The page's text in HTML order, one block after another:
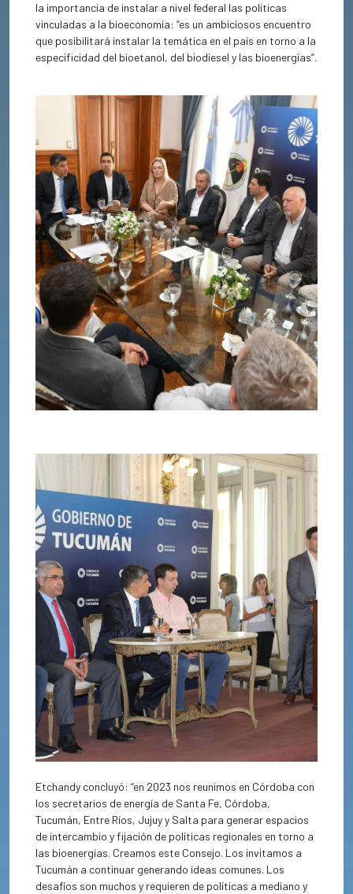
la importancia de instalar a nivel federal las políticas
vinculadas a la bioeconomía: “es un ambiciosos encuentro
que posibilitará instalar la temática en el país en torno a la
especificidad del bioetanol, del biodiesel y las bioenergías”.
Etchandy concluyó: “en 2023 nos reunimos en Córdoba con
los secretarios de energía de Santa Fe, Córdoba,
Tucumán, Entre Ríos, Jujuy y Salta para generar espacios
de intercambio y fijación de políticas regionales en torno a
las bioenergías. Creamos este Consejo. Los invitamos a
Tucumán a continuar generando ideas comunes. Los
desafíos son muchos y requieren de políticas a mediano y